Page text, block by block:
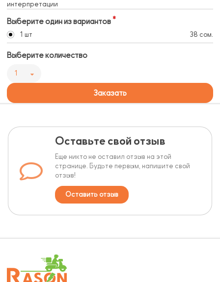
интерпретации
Выберите один из вариантов
1 шт 38 сом.
Выберите количество
1
Заказать
Оставьте свой отзыв
Еще никто не оставил отзыв на этой
странице. Будьте первым, напишите свой
отзыв!
Оставить отзыв